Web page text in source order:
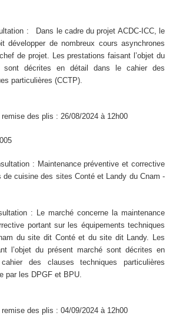
: Dans le cadre du projet ACDC-ICC, le
développer de nombreux cours asynchrones
de projet. Les prestations faisant l’objet du
sont décrites en détail dans le cahier des
particulières (CCTP).
remise des plis : 26/08/2024 à 12h00
: Maintenance préventive et corrective
de cuisine des sites Conté et Landy du Cnam -
: Le marché concerne la maintenance
portant sur les équipements techniques
du site dit Conté et du site dit Landy. Les
l’objet du présent marché sont décrites en
des clauses techniques particulières
que par les DPGF et BPU.
remise des plis : 04/09/2024 à 12h00